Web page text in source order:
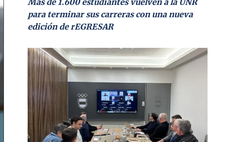
para terminar sus carreras con una nueva
edición de rEGRESAR